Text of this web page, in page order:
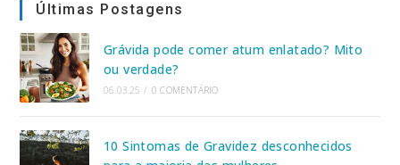
Últimas Postagens
Grávida pode comer atum enlatado? Mito
ou verdade?
06.03.25 / 0 COMENTÁRIO
10 Sintomas de Gravidez desconhecidos